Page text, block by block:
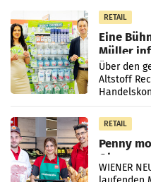
RETAIL
Eine
Müller
Über den
Altstoff
„Kreislauf-
Müller-
RETAIL
Penny
Ober-
WIENER